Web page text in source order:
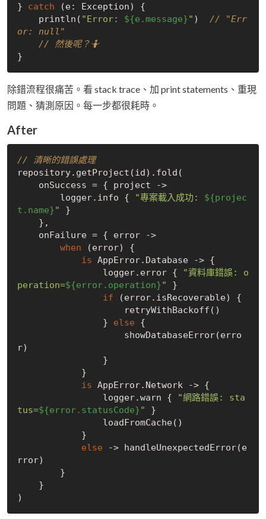
} catch (e: Exception) {
    println(
"Error: ${e.message}" ) // "Err
or: null"
// 然後呢？🤷
除錯流程很痛苦。看 stack trace、加 print statements、重現
問題、猜測原因。每一步都很耗時。
After
// 清晰的錯誤處理
repository.getProject(id).fold(
        logger.info {
"專案載入成功: ${projec
t.name}" }
when (error) {
is AppError.Database -> {
                logger.error {
"資料庫錯誤: o
peration=${error.operation}" }
if (error.isRecoverable) {
                }
else {
r)
is AppError.Network -> {
                logger.warn {
"網路錯誤: sta
tus=${error.statusCode}" }
else -> handleUnexpectedError(e
rror)